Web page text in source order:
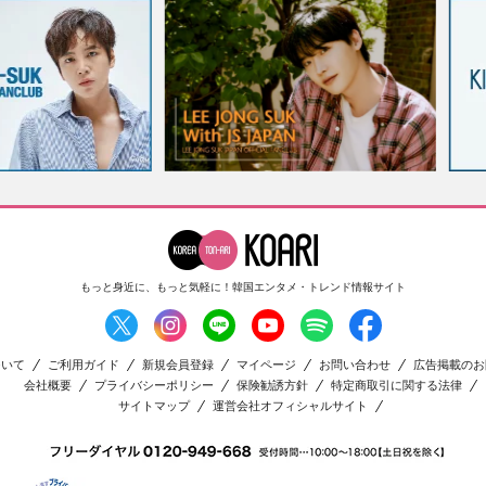
もっと身近に、もっと気軽に！ 韓国エンタメ・トレンド情報サイト
て ご利用ガイド 新規会員登録 マイページ お問い合わせ
広告掲載の
会社概要
プライバシーポリシー 保険勧誘方針
特定商取引に関する法律
サイトマップ
運営会社オフィシャルサイト